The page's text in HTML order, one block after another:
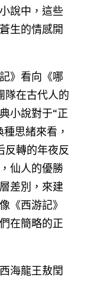
說中，這些
生的情感開
》看向《哪
隊在古代人的
小說對于“正
思緒來看，
反轉的年夜反
仙人的優勝
差別，來建
《西游記》
在簡略的正
海龍王敖閏